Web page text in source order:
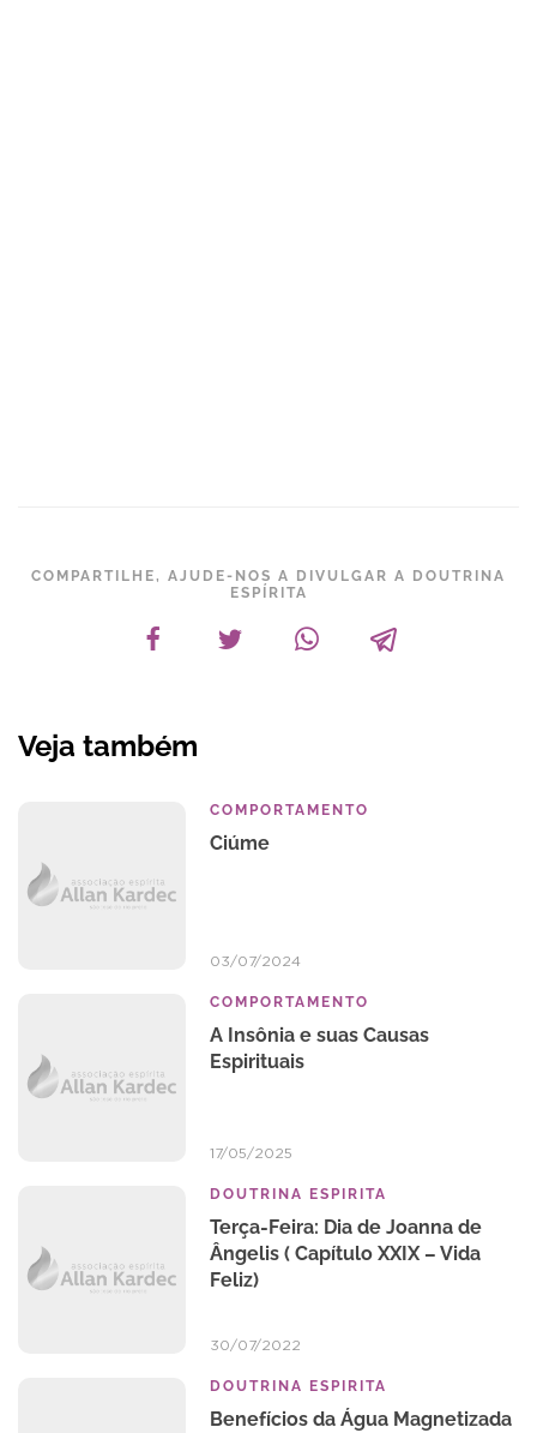
COMPARTILHE, AJUDE-NOS A DIVULGAR A DOUTRINA
ESPÍRITA
Veja também
COMPORTAMENTO
Ciúme
03/07/2024
COMPORTAMENTO
A Insônia e suas Causas
Espirituais
17/05/2025
DOUTRINA ESPIRITA
Terça-Feira: Dia de Joanna de
Ângelis ( Capítulo XXIX – Vida
Feliz)
30/07/2022
DOUTRINA ESPIRITA
Benefícios da Água Magnetizada